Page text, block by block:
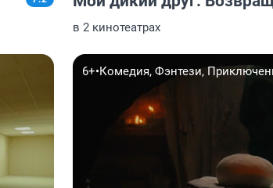
в 2 кинотеатрах
6+•Комедия, Фэнтези,